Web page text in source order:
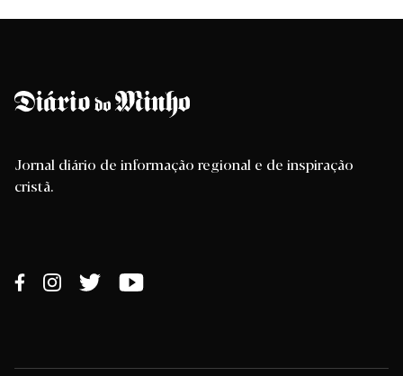
Jornal diário de informação regional e de inspiração
cristã.